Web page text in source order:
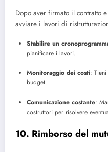
Dopo aver firmato il contratto
avviare i lavori di
Stabilire un
pianificare i lavori.
Monitoraggio dei costi:
budget.
Comunicazione costante:
costruttori per risolvere
10. Rimborso del